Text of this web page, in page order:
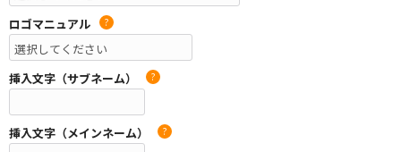
ロゴマニュアル ?
挿入文字（サブネーム） ?
挿入文字（メインネーム） ?